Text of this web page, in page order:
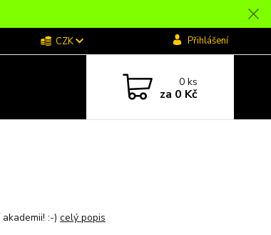
CZK Přihlášení
0ks
za 0 Kč
:-) celý popis